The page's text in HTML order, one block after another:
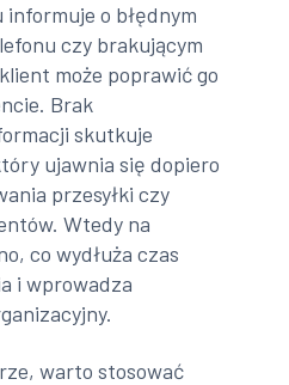
o błędnym
czy brakującym
może poprawić go
Brak
skutkuje
ujawnia się dopiero
przesyłki czy
Wtedy na
co wydłuża czas
i wprowadza
warto stosować